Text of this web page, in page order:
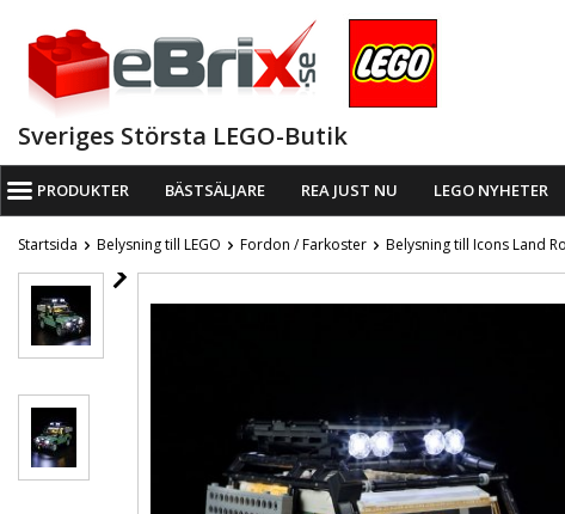
Sveriges Största LEGO-Butik
PRODUKTER BÄSTSÄLJARE REA JUST NU LEGO NYHETER
Startsida Belysning till LEGO Fordon / Farkoster Belysning till Icons Land